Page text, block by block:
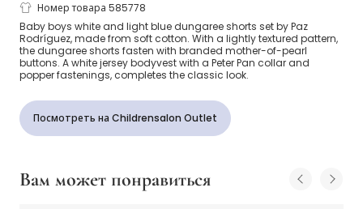
Baby Boys Pale Blue Cotton Dungaree Set
Номер товара 585778
Baby boys white and light blue dungaree shorts set by Paz
Rodríguez, made from soft cotton. With a lightly textured pattern,
the dungaree shorts fasten with branded mother-of-pearl
buttons. A white jersey bodyvest with a Peter Pan collar and
popper fastenings, completes the classic look.
Посмотреть на Childrensalon Outlet
Вам может понравиться